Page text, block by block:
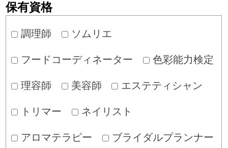
保有資格
調理師 ソムリエ
フードコーディネーター 色彩能力検定
理容師 美容師 エステティシャン
トリマー ネイリスト
アロマテラピー ブライダルプランナー